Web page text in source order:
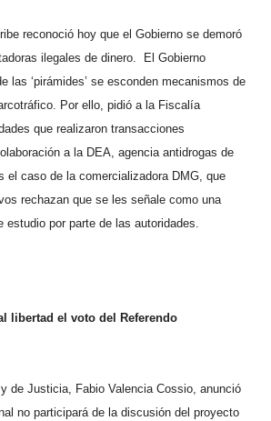
reconoció hoy que el Gobierno se demoró
ilegales de dinero.
El Gobierno
las ‘pirámides’ se esconden mecanismos de
Por ello, pidió a la Fiscalía
que realizaron transacciones
a la DEA, agencia antidrogas de
el caso de la comercializadora DMG, que
rechazan que se les señale como una
estudio por parte de las autoridades.
libertad el voto del Referendo
de Justicia, Fabio Valencia Cossio, anunció
no participará de la discusión del proyecto